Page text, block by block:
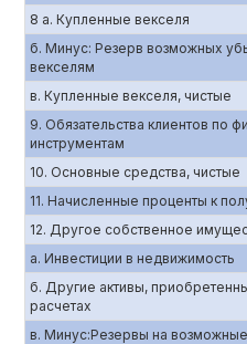
8 а. Купленные векселя
б. Минус: Резерв возможных
векселям
в. Купленные векселя, чистые
9. Обязательства клиентов по
инструментам
10. Основные средства, чистые
11. Начисленные проценты к
12. Другое собственное
а. Инвестиции в недвижимость
б. Другие активы,
расчетах
в. Минус:Резервы на